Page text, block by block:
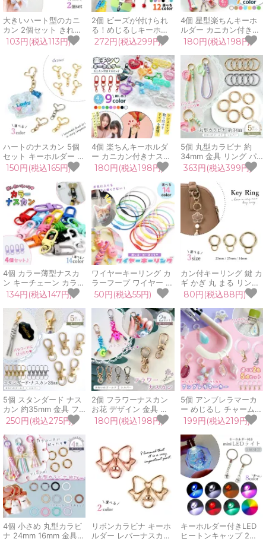
大きいハート型のカニ
カン 2個セット きれい
めゴールド シルバー ナ
スカン カラビナ チャー
ム 留め具 基礎金具 ア
クセサリー パーツ ハン
ドメイド
103円(税込113円)
2個 ビーズが付けられ
る！めじるしキーホル
ダー アンブレラマーカ
ー めじるし チャーム
パーツ カニカン 目印
傘 シリコンリング 推し
活 UVレジン クラフト
工作
272円(税込299円)
4個 星型楽ちんキーホ
ルダー カニカン付きナ
スカン セット 星型 カ
ラー カラフル 推し活
基礎金具 丸カン パーツ
部品 資材 UVレジン ク
ラフト 手芸 ハンドメイ
ド
180円(税込198円)
ハートのナスカン 5個
セット キーホルダー レ
バーナスカン はーと ラ
ブ カニカン カラビナ
バッグチャーム パーツ
手芸 ハンドメイド アク
セサリー
150円(税込165円)
4個 楽ちんキーホルダ
ー カニカン付きナスカ
ン セット 薄型 カラー
カラフル 推し活 基礎金
具 丸カン パーツ 部品
資材 UVレジン クラフ
ト 手芸 ハンドメイド
180円(税込198円)
5個 丸型カラビナ 約
34mm 金具 リング パ
ーツ 部品 資材 カニカ
ン キーリング きれいめ
ゴールド シルバー パラ
コード金具 フック ハン
ドメイド 手芸
363円(税込399円)
4個 カラー薄型ナスカ
ン キーチェーン カラフ
ル フック カラビナ 回
転カン付 アクセサリー
金具 パーツ 部品 推し
活 推し色 UVレジン 手
芸 ハンドメイド
134円(税込147円)
ワイヤーキーリング カ
ラーフープ ワイヤー ス
トラップ バッグチャー
ム キーリング ジョイン
ト コネクター 推し活
ぬい活 カラフル
50円(税込55円)
カン付キーリング 鍵 カ
ギ かぎ 丸 まる リング
サークル バッグチャー
ム カラビナ 金具 パー
ツ 手芸 ハンドメイド
アクセサリー
80円(税込88円)
5個 スタンダード ナス
カン 約35mm 金具 フ
ック 回転カン パーツ
部品 資材 カニカン 留
め具 きれいめゴールド
シルバー パラコード金
具 ハンドメイド 手芸
250円(税込275円)
2個 フラワーナスカン
お花 デザイン 金具 フ
ック 回転カン パーツ
部品 資材 カニカン 留
シルバー パラコード金
具 ハンドメイド 手芸
180円(税込198円)
5個 アンブレラマーカ
ー めじるし チャーム
めじるし アクセサリー
パーツ カニカン付き 目
印 ボトルマーカー 傘マ
ーク シリコンリング
UVレジン 手芸 クラフ
ト
199円(税込219円)
4個 小さめ 丸型カラビ
ナ 24mm 16mm 金具
リボンカラビナ キーホ
ルダー レバーナスカン
キーホルダー付きLED
ヒートンキャップ 2個